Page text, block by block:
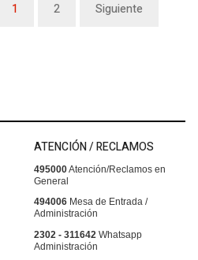
1 2 Siguiente
ATENCIÓN / RECLAMOS
495000Atención/Reclamos en
General
494006 Mesa de Entrada /
Administración
2302 - 311642 Whatsapp
Administración